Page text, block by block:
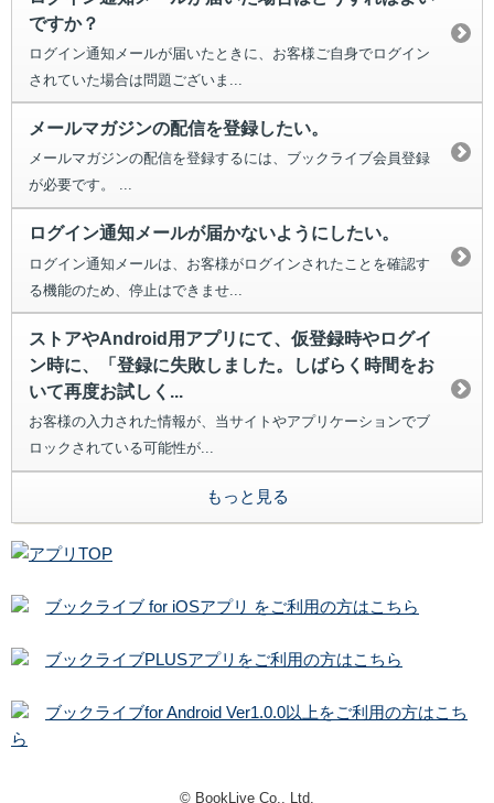
ですか？
ログイン通知メールが届いたときに、お客様ご自身でログイン
されていた場合は問題ございま...
メールマガジンの配信を登録したい。
メールマガジンの配信を登録するには、ブックライブ会員登録
が必要です。 ...
ログイン通知メールが届かないようにしたい。
ログイン通知メールは、お客様がログインされたことを確認す
る機能のため、停止はできませ...
ストアやAndroid用アプリにて、仮登録時やログイ
ン時に、「登録に失敗しました。しばらく時間をお
いて再度お試しく...
お客様の入力された情報が、当サイトやアプリケーションでブ
ロックされている可能性が...
もっと見る
ブックライブ for iOSアプリ をご利用の方はこちら
ブックライブPLUSアプリをご利用の方はこちら
ブックライブfor Android Ver1.0.0以上をご利用の方はこち
ら
© BookLive Co., Ltd.